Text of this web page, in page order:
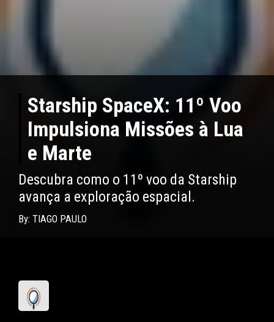
Starship SpaceX: 11º Voo
Impulsiona Missões à Lua
e Marte
Descubra como o 11º voo da Starship
avança a exploração espacial.
By: TIAGO PAULO